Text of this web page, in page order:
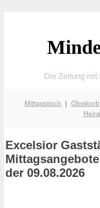
Die Zeitung mit
Mittagstisch | Obstkorb
Excelsior
der 09.08.2026